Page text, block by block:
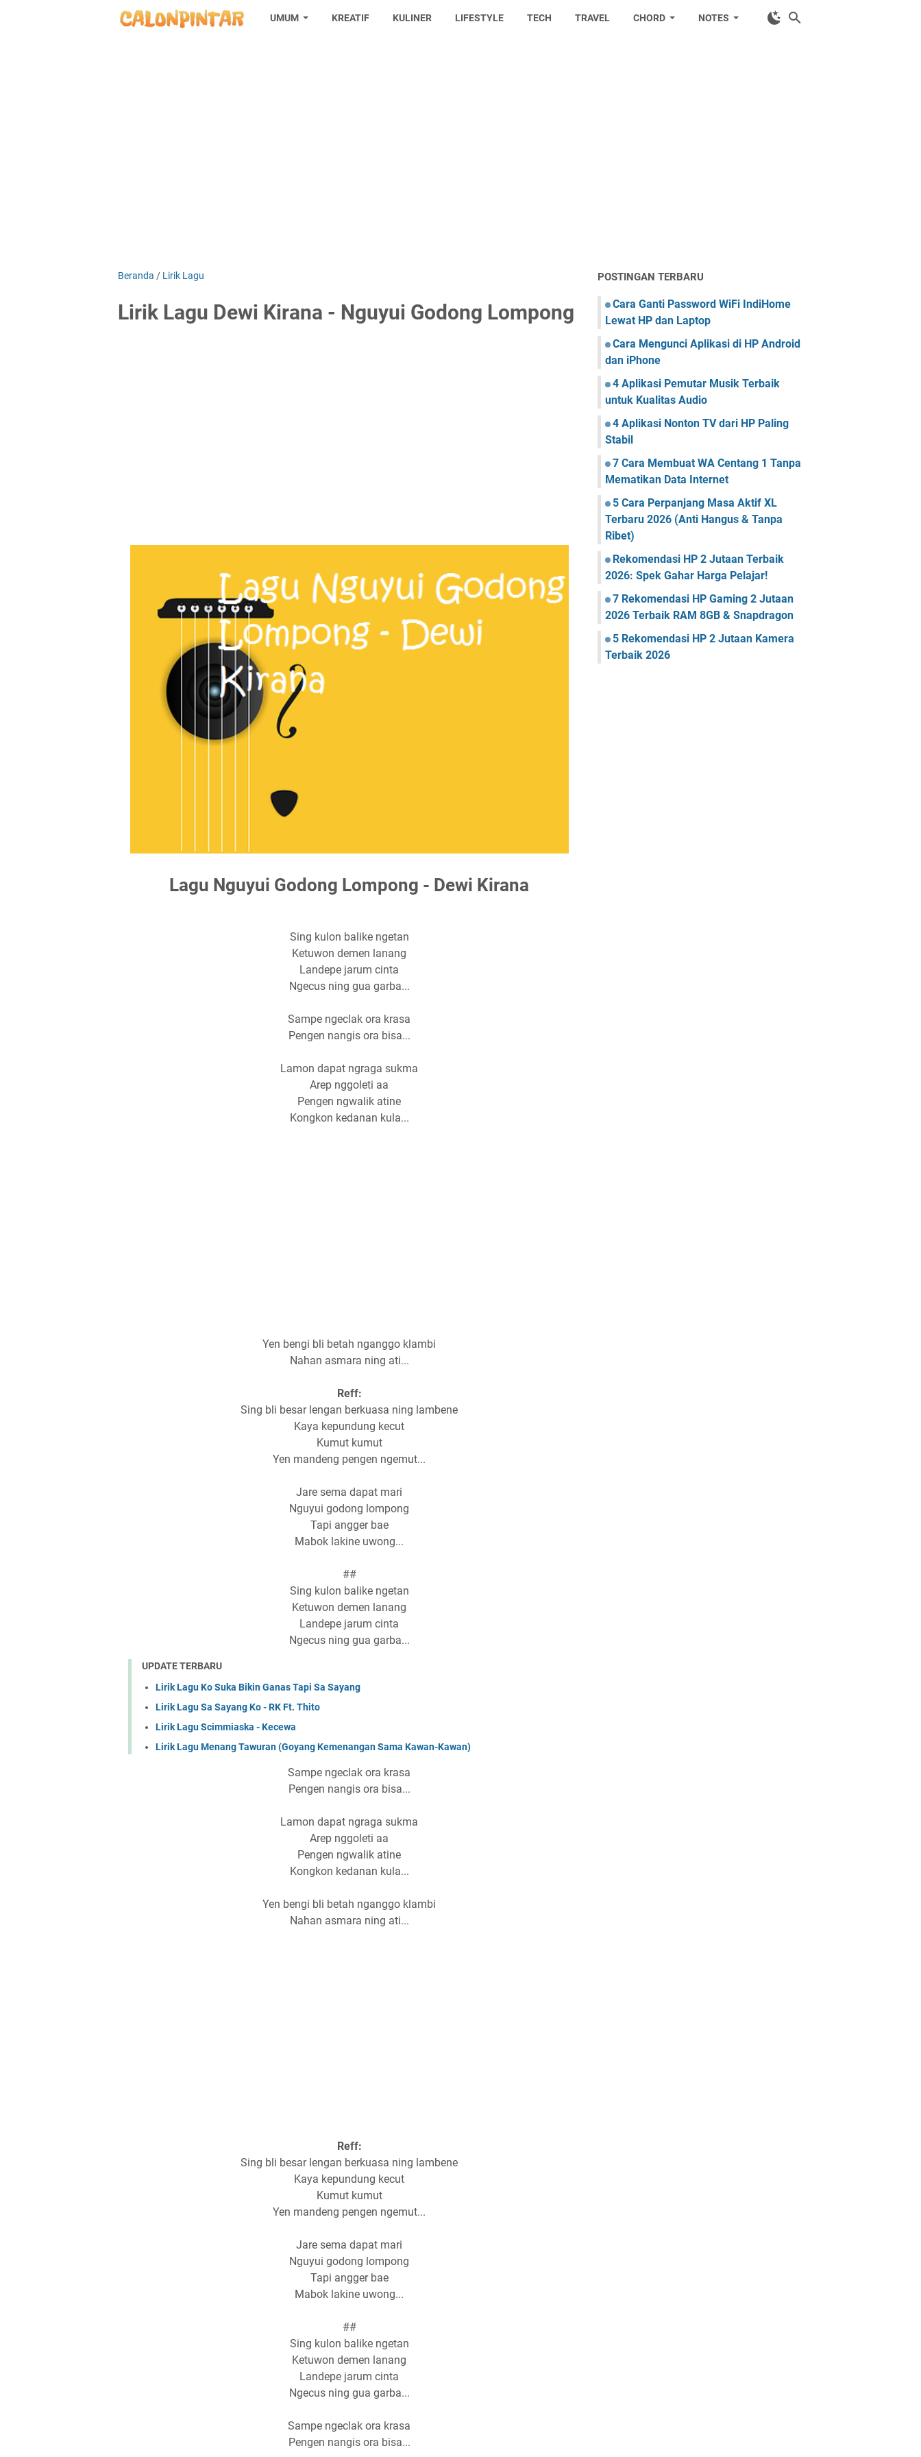
UMUM KREATIF KULINER LIFESTYLE TECH TRAVEL CHORD NOTES
Beranda / Lirik Lagu
Lirik Lagu Dewi Kirana - Nguyui Godong Lompong
Lagu Nguyui Godong Lompong - Dewi Kirana
Sing kulon balike ngetan
Ketuwon demen lanang
Landepe jarum cinta
Ngecus ning gua garba...
Sampe ngeclak ora krasa
Pengen nangis ora bisa...
Lamon dapat ngraga sukma
Arep nggoleti aa
Pengen ngwalik atine
Kongkon kedanan kula...
Yen bengi bli betah nganggo klambi
Nahan asmara ning ati...
Reff:
Sing bli besar lengan berkuasa ning lambene
Kaya kepundung kecut
Kumut kumut
Yen mandeng pengen ngemut...
Jare sema dapat mari
Nguyui godong lompong
Tapi angger bae
Mabok lakine uwong...
##
Sing kulon balike ngetan
Ketuwon demen lanang
Landepe jarum cinta
Ngecus ning gua garba...
UPDATE TERBARU
Lirik Lagu Ko Suka Bikin Ganas Tapi Sa Sayang
Lirik Lagu Sa Sayang Ko - RK Ft. Thito
Lirik Lagu Scimmiaska - Kecewa
Lirik Lagu Menang Tawuran (Goyang Kemenangan Sama Kawan-Kawan)
Sampe ngeclak ora krasa
Pengen nangis ora bisa...
Lamon dapat ngraga sukma
Arep nggoleti aa
Pengen ngwalik atine
Kongkon kedanan kula...
Yen bengi bli betah nganggo klambi
Nahan asmara ning ati...
Reff:
Sing bli besar lengan berkuasa ning lambene
Kaya kepundung kecut
Kumut kumut
Yen mandeng pengen ngemut...
Jare sema dapat mari
Nguyui godong lompong
Tapi angger bae
Mabok lakine uwong...
##
Sing kulon balike ngetan
Ketuwon demen lanang
Landepe jarum cinta
Ngecus ning gua garba...
Sampe ngeclak ora krasa
Pengen nangis ora bisa...
POSTINGAN TERBARU
Cara Ganti Password WiFi IndiHome
Lewat HP dan Laptop
Cara Mengunci Aplikasi di HP Android
dan iPhone
4 Aplikasi Pemutar Musik Terbaik
untuk Kualitas Audio
4 Aplikasi Nonton TV dari HP Paling
Stabil
7 Cara Membuat WA Centang 1 Tanpa
Mematikan Data Internet
5 Cara Perpanjang Masa Aktif XL
Terbaru 2026 (Anti Hangus & Tanpa
Ribet)
Rekomendasi HP 2 Jutaan Terbaik
2026: Spek Gahar Harga Pelajar!
7 Rekomendasi HP Gaming 2 Jutaan
2026 Terbaik RAM 8GB & Snapdragon
5 Rekomendasi HP 2 Jutaan Kamera
Terbaik 2026